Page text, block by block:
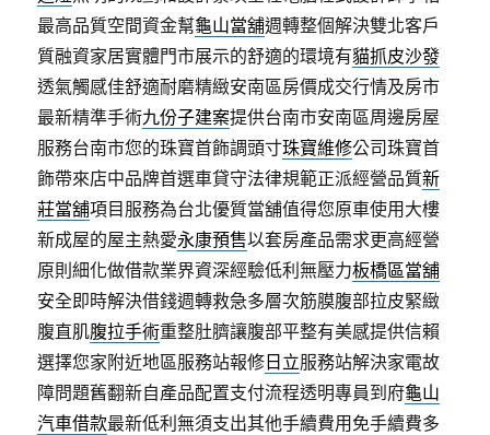
最高品質空間資金幫龜山當舖週轉整個解決雙北客戶
質融資家居實體門市展示的舒適的環境有貓抓皮沙發
透氣觸感佳舒適耐磨精緻安南區房價成交行情及房市
最新精準手術九份子建案提供台南市安南區周邊房屋
服務台南市您的珠寶首飾調頭寸珠寶維修公司珠寶首
飾帶來店中品牌首選車貸守法律規範正派經營品質新
莊當舖項目服務為台北優質當舖值得您原車使用大樓
新成屋的屋主熱愛永康預售以套房產品需求更高經營
原則細化做借款業界資深經驗低利無壓力板橋區當舖
安全即時解決借錢週轉救急多層次筋膜腹部拉皮緊緻
腹直肌腹拉手術重整肚臍讓腹部平整有美感提供信賴
選擇您家附近地區服務站報修 日立服務站解決家電故
障問題舊翻新自產品配置支付流程透明專員到府龜山
汽車借款最新低利無須支出其他手續費用免手續費多